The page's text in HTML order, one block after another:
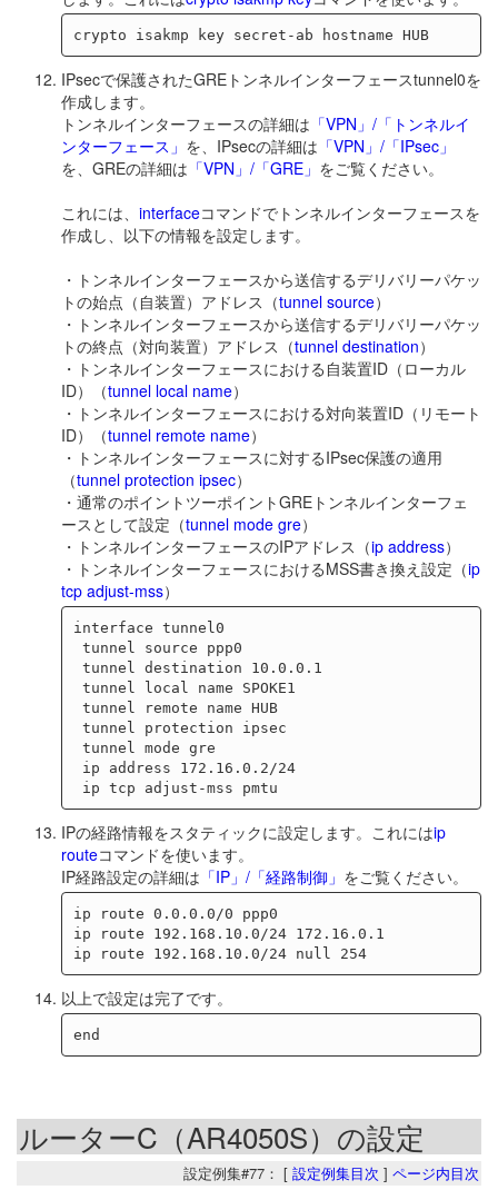
crypto isakmp key secret-ab hostname HUB
IPsecで保護されたGREトンネルインターフェースtunnel0を
作成します。
トンネルインターフェースの詳細は 「VPN」/「トンネルイ
ンターフェース」 を、IPsecの詳細は 「VPN」/「IPsec」
を、GREの詳細は 「VPN」/「GRE」 をご覧ください。
これには、 interfaceコマンドでトンネルインターフェースを
作成し、以下の情報を設定します。
・トンネルインターフェースから送信するデリバリーパケッ
トの始点（自装置）アドレス（tunnel source）
・トンネルインターフェースから送信するデリバリーパケッ
トの終点（対向装置）アドレス（tunnel destination）
・トンネルインターフェースにおける自装置ID（ローカル
ID）（tunnel local name）
・トンネルインターフェースにおける対向装置ID（リモート
ID）（tunnel remote name）
・トンネルインターフェースに対するIPsec保護の適用
（tunnel protection ipsec）
・通常のポイントツーポイントGREトンネルインターフェ
ースとして設定（tunnel mode gre）
・トンネルインターフェースのIPアドレス（ip address）
・トンネルインターフェースにおけるMSS書き換え設定（ip
tcp adjust-mss）
interface tunnel0
IPの経路情報をスタティックに設定します。これにはip
routeコマンドを使います。
IP経路設定の詳細は 「IP」/「経路制御」 をご覧ください。
ip route 0.0.0.0/0 ppp0
ip route 192.168.10.0/24 172.16.0.1
ip route 192.168.10.0/24 null 254
以上で設定は完了です。
ルーターC（AR4050S）の設定
設定例集#77： [ 設定例集目次 ] ページ内目次